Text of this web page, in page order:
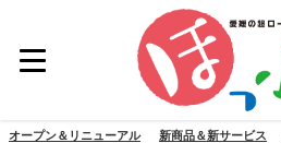
オープン＆リニューアル 新商品＆新サービス